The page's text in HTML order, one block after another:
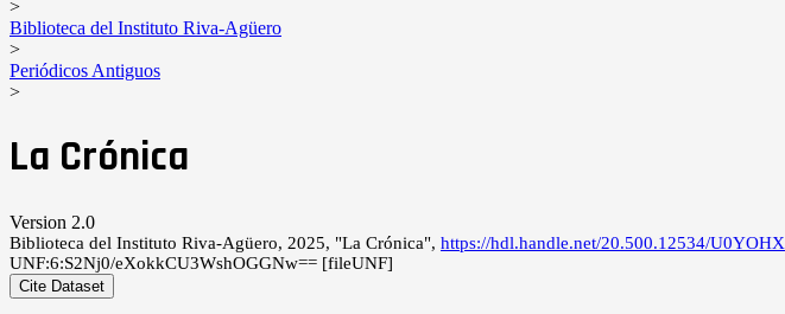
>
Biblioteca del Instituto Riva-Agüero
>
Periódicos Antiguos
>
La Crónica
Version 2.0
Biblioteca del Instituto Riva-Agüero, 2025, "La Crónica", https://hdl.handle.net/20.500.12534/U0YOHX
UNF:6:S2Nj0/eXokkCU3WshOGGNw== [fileUNF]
Cite Dataset